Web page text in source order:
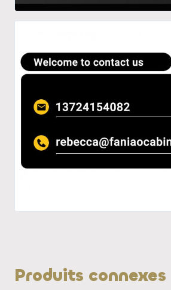
Produits connexes